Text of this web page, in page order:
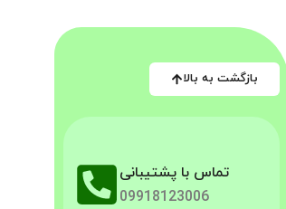
بازگشت به بالا
تماس با پشتیبانی
09918123006